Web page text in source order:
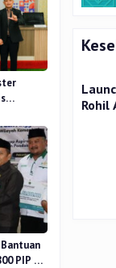
PIP di
Rohil